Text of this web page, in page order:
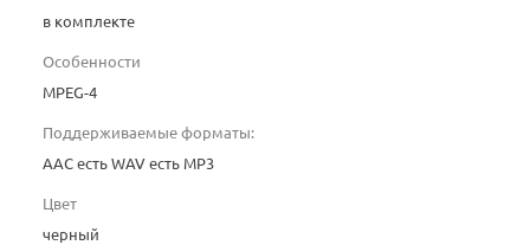
в комплекте
Особенности
MPEG-4
Поддерживаемые форматы:
AAC есть WAV есть MP3
Цвет
черный